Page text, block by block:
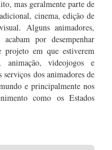
mas geralmente parte de
cinema, edição de
Alguns animadores,
por desempenhar
em que estiverem
videojogos e
dos animadores de
e principalmente nos
como os Estados